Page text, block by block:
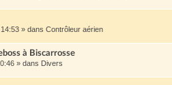
» dans Contrôleur aérien
à Biscarrosse
» dans Divers